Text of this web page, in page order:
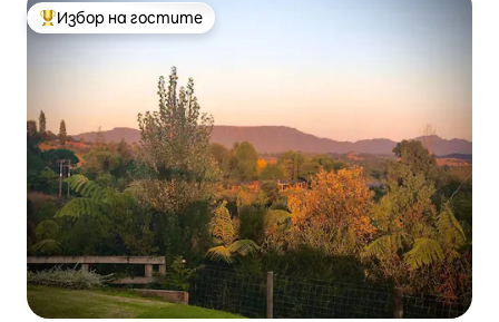
Най-популярен избор на гостите
Избор на гостите